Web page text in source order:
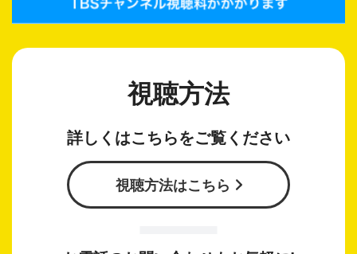
視聴方法
詳しくはこちらをご覧ください
視聴方法はこちら